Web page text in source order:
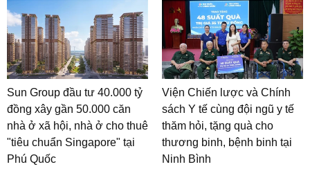
Sun Group đầu tư 40.000 tỷ
đồng xây gần 50.000 căn
nhà ở xã hội, nhà ở cho thuê
"tiêu chuẩn Singapore" tại
Phú Quốc
Viện Chiến lược và Chính
sách Y tế cùng đội ngũ y tế
thăm hỏi, tặng quà cho
thương binh, bệnh binh tại
Ninh Bình